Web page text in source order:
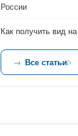
России
Как получить вид
Все статьи